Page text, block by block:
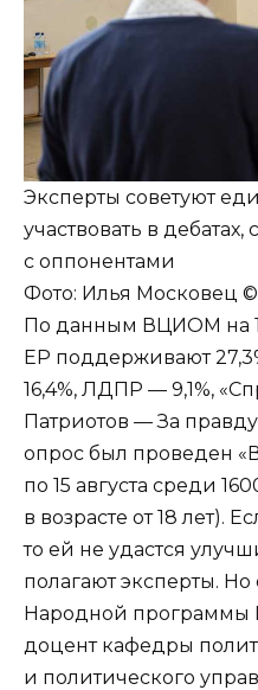
Эксперты советуют
участвовать в дебатах,
с оппонентами
Фото: Илья Московец ©
По данным ВЦИОМ на
ЕР поддерживают
16,4%, ЛДПР — 9,1%,
Патриотов — За
опрос был проведен
по 15 августа среди
в возрасте от 18 лет).
то ей не удастся
полагают эксперты.
Народной программы
доцент кафедры
и политического